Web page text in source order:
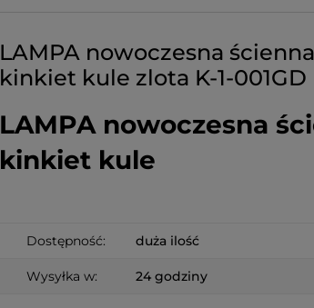
LAMPA nowoczesna ścienna
kinkiet kule zlota K-1-001GD
LAMPA nowoczesna
kinkiet kule
Dostępność: duża ilość
Wysyłka w: 24 godziny